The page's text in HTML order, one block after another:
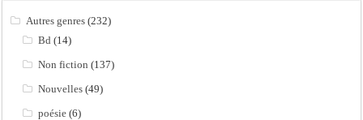
Autres genres (232)
Bd (14)
Non fiction (137)
Nouvelles (49)
poésie (6)